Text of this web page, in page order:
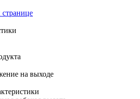
на выходе